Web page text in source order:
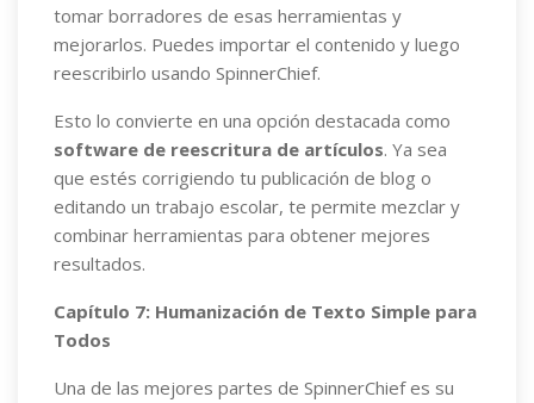
tomar borradores de esas herramientas y
mejorarlos. Puedes importar el contenido y luego
reescribirlo usando SpinnerChief.
Esto lo convierte en una opción destacada como
software de reescritura de artículos. Ya sea
que estés corrigiendo tu publicación de blog o
editando un trabajo escolar, te permite mezclar y
combinar herramientas para obtener mejores
resultados.
Capítulo 7: Humanización de Texto Simple para
Todos
Una de las mejores partes de SpinnerChief es su